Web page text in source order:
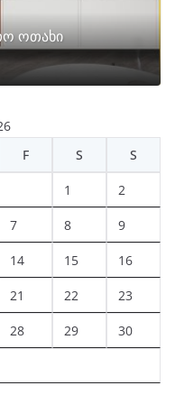
ოთახი
F S S
1 2
7 8 9
14 15 16
21 22 23
28 29 30